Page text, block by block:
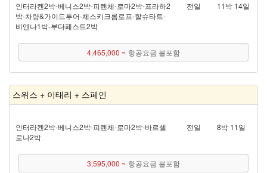
인터라켄 2박 - 베니스 2박 - 피렌체 - 로마 2박 - 프라하 2
박 - 차량&가이드투어 - 체스키크롬로프 - 할슈타트 -
비엔나 1박 - 부다페스트 2박
전일 11박 14일
4,465,000 ~ 항공요금 불포함
스위스 + 이태리 + 스페인
인터라켄 2박 - 베니스 2박 - 피렌체 - 로마 2박 - 바르셀
로나 2박
전일 8박 11일
3,595,000 ~ 항공요금 불포함